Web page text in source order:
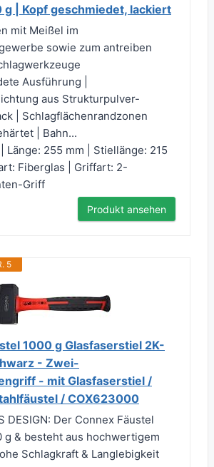
| Kopf geschmiedet, lackiert
mit Meißel im
sowie zum antreiben
Ausführung |
aus Strukturpulver-
| Schlagflächenrandzonen
| Bahn...
Länge: 255 mm | Stiellänge: 215
Fiberglas | Griffart: 2-
Griff
Produkt ansehen
5
1000 g Glasfaserstiel 2K-
- Zwei-
- mit Glasfaserstiel /
/ COX623000
DESIGN: Der Connex Fäustel
g & besteht aus hochwertigem
Schlagkraft & Langlebigkeit